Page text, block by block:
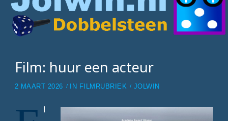
Film: huur een acteur
2 MAART 2026 IN FILMRUBRIEK JOLWIN